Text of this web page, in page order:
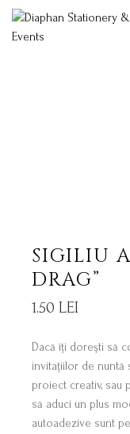
the
content
SIGILIU
DRAG”
1.50 LEI
Dacă îți dorești să
invitațiilor de nuntă
proiect creativ, sau
să aduci un plus
autoadezive sunt